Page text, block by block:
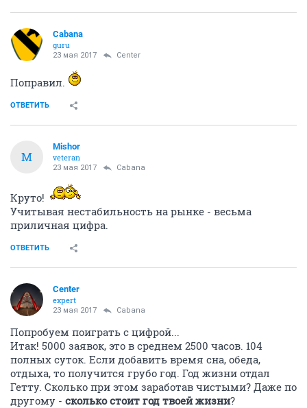
Cabana
guru
23 мая 2017 Center
Поправил.
ОТВЕТИТЬ
M
Mishor
veteran
23 мая 2017 Cabana
Круто!
Учитывая нестабильность на рынке - весьма
приличная цифра.
ОТВЕТИТЬ
Center
expert
23 мая 2017 Cabana
Попробуем поиграть с цифрой...
Итак! 5000 заявок, это в среднем 2500 часов. 104
полных суток. Если добавить время сна, обеда,
отдыха, то получится грубо год. Год жизни отдал
Гетту. Сколько при этом заработав чистыми? Даже по
другому - сколько стоит год твоей жизни?